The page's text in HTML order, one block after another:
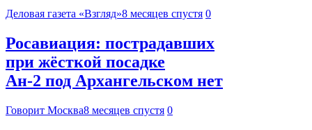
Деловая газета «Взгляд»8 месяцев спустя 0
Росавиация: пострадавших
при жёсткой посадке
Ан-2 под Архангельском нет
Говорит Москва8 месяцев спустя 0